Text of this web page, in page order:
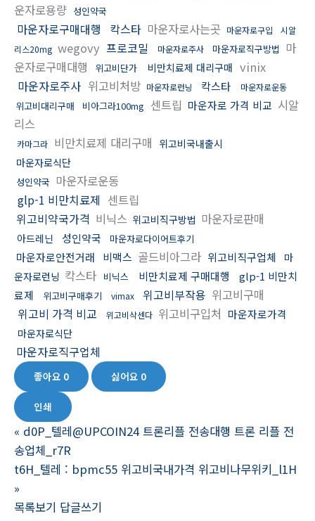
운자로용량 성인약국
마운자로구매대행 칵스타 마운자로사는곳 마운자로구입
시알
리스20mg wegovy 프로코밀 마운자로주사 마운자로직구방법
마
운자로구매대행
위고비단가 비만치료제 대리구매 vinix
마운자로주사 위고비처방 마운자로런닝 칵스타 마운자로운동
위고비대리구매 비아그라100mg 센트립 마운자로 가격 비교 시알
리스
카마그라 비만치료제 대리구매 위고비국내출시
마운자로식단
성인약국 마운자로운동
glp-1 비만치료제 센트립
위고비약국가격 비닉스 위고비직구방법 마운자로판매
아드레닌 성인약국 마운자로다이어트후기
마운자로안전거래 비맥스 골드비아그라 위고비직구업체
마
운자로런닝 칵스타 비닉스 비만치료제 구매대행
glp-1 비만치
료제
위고비구매후기 vimax 위고비부작용 위고비구매
위고비 가격 비교
위고비삭센다 위고비구입처 마운자로가격
마운자로식단
마운자로직구업체
좋아요 0 싫어요 0
인쇄
« d0P_텔레@UPCOIN24 트론리플 전송대행 트론 리플 전
송업체_r7R
t6H_텔레 : bpmc55 위고비국내가격 위고비나무위키_l1H
»
목록보기 답글쓰기